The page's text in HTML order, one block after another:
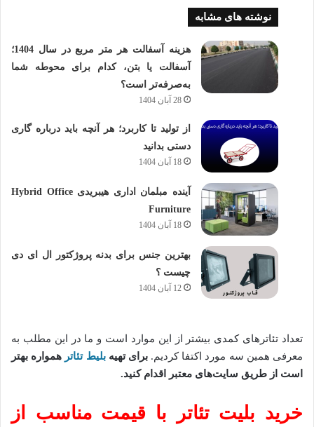
نوشته های مشابه
هزینه آسفالت هر متر مربع در سال 1404؛
آسفالت یا بتن، کدام برای محوطه شما
به‌صرفه‌تر است؟
28 آبان 1404
از تولید تا کاربرد؛ هر آنچه باید درباره گاری
دستی بدانید
18 آبان 1404
آینده مبلمان اداری هیبریدی Hybrid Office
Furniture
18 آبان 1404
بهترین جنس برای بدنه پروژکتور ال ای دی
چیست ؟
12 آبان 1404
تعداد تئاترهای کمدی بیشتر از این موارد است و ما در این مطلب به
معرفی همین سه مورد اکتفا کردیم.برای تهیهبلیط تئاتر همواره بهتر
است از طریق سایت‌های معتبر اقدام کنید.
خرید بلیت تئاتر با قیمت مناسب از